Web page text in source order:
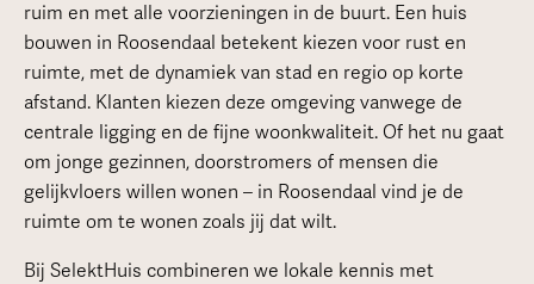
ruim en met alle voorzieningen in de buurt. Een huis
bouwen in Roosendaal betekent kiezen voor rust en
ruimte, met de dynamiek van stad en regio op korte
afstand. Klanten kiezen deze omgeving vanwege de
centrale ligging en de fijne woonkwaliteit. Of het nu gaat
om jonge gezinnen, doorstromers of mensen die
gelijkvloers willen wonen – in Roosendaal vind je de
ruimte om te wonen zoals jij dat wilt.
Bij SelektHuis combineren we lokale kennis met